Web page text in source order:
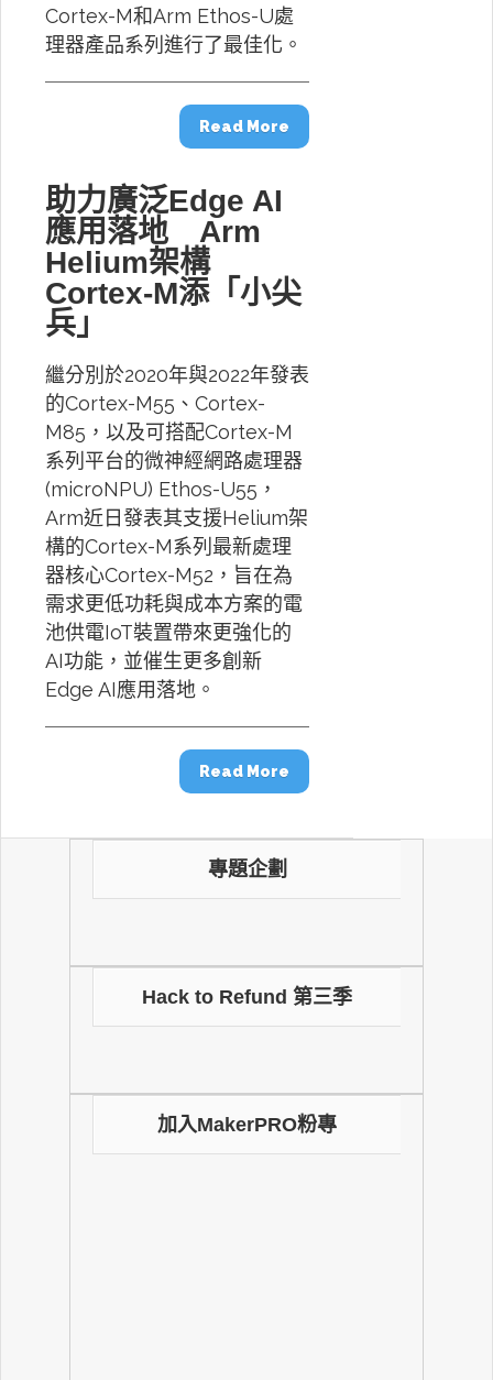
Cortex-M和Arm Ethos-U處
理器產品系列進行了最佳化。
Read More
助力廣泛Edge AI
應用落地 Arm
Helium架構
Cortex-M添「小尖
兵」
繼分別於2020年與2022年發表
的Cortex-M55、Cortex-
M85，以及可搭配Cortex-M
系列平台的微神經網路處理器
(microNPU) Ethos-U55，
Arm近日發表其支援Helium架
構的Cortex-M系列最新處理
器核心Cortex-M52，旨在為
需求更低功耗與成本方案的電
池供電IoT裝置帶來更強化的
AI功能，並催生更多創新
Edge AI應用落地。
Read More
專題企劃
Hack to Refund 第三季
加入MakerPRO粉專